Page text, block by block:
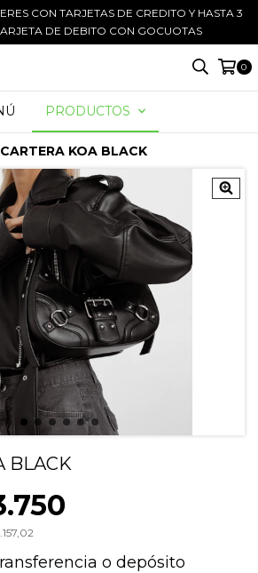
CON TARJETAS DE CREDITO Y HASTA 3
DE DEBITO CON GOCUOTAS
0
PRODUCTOS
CARTERA KOA BLACK
BLACK
o depósito